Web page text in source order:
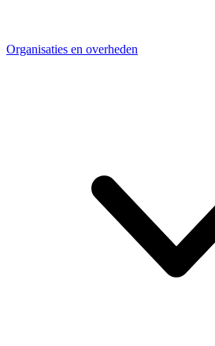
Organisaties en overheden